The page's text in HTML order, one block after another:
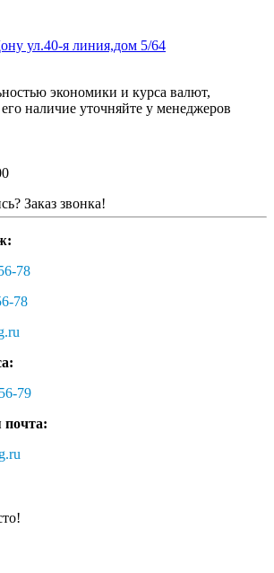
ул.40-я линия,дом 5/64
экономики и курса валют,
наличие уточняйте у менеджеров
Заказ звонка!
78
78
79
почта: